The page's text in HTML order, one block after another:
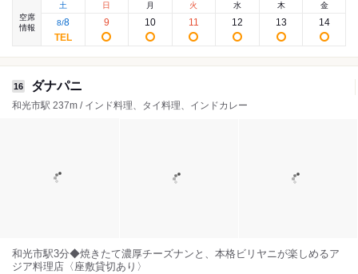
空席
情報
土
8/8
日
9
月
10
火
11
水
12
木
13
金
14
16 ダナパニ
和光市駅 237m / インド料理、タイ料理、インドカレー
和光市駅3分◆焼きたて濃厚チーズナンと、本格ビリヤニが楽しめるア
ジア料理店〈座敷貸切あり〉